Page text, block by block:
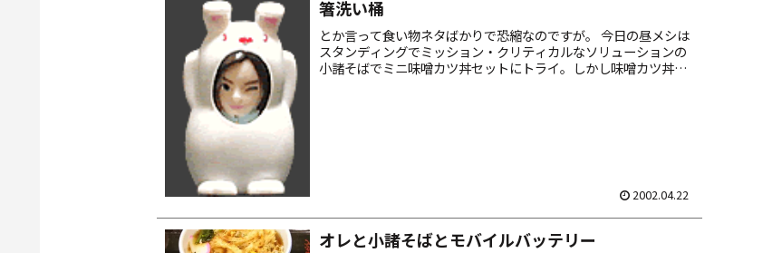
箸洗い桶
とか言って食い物ネタばかりで恐縮なのですが。 今日の昼メシは
スタンディングでミッション・クリティカルなソリューションの
小諸そばでミニ味噌カツ丼セットにトライ。しかし味噌カツ丼を
2002.04.22
オレと小諸そばとモバイルバッテリー